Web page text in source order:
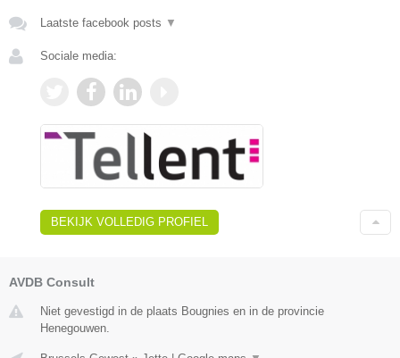
Laatste facebook posts ▼
Sociale media:
BEKIJK VOLLEDIG PROFIEL
AVDB Consult
Niet gevestigd in de plaats Bougnies en in de provincie
Henegouwen.